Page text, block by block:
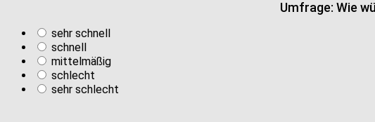
Umfrage: Wie
sehr schnell
schnell
mittelmäßig
schlecht
sehr schlecht